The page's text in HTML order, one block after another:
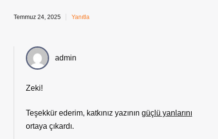
Temmuz 24, 2025 Yanıtla
admin
Zeki!
Teşekkür ederim, katkınız yazının güçlü yanlarını
ortaya çıkardı.